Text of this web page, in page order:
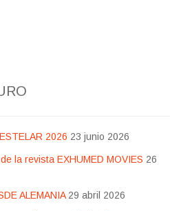
2026 23 junio 2026
la revista EXHUMED MOVIES 26
ALEMANIA 29 abril 2026